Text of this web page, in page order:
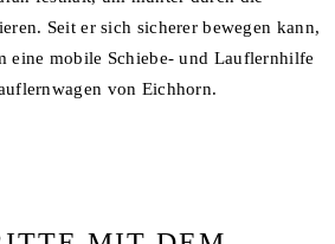
Seit er sich sicherer bewegen kann,
eine mobile Schiebe- und Lauflernhilfe
von Eichhorn.